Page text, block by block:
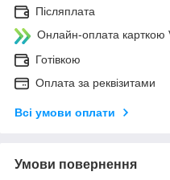
Післяплата
Онлайн-оплата
Готівкою
Оплата за реквізитами
Всі умови оплати
Умови повернення